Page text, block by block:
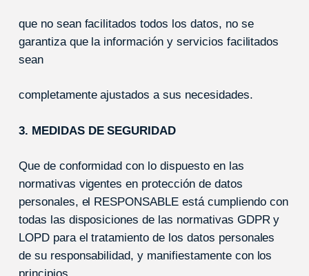
que no sean facilitados todos los datos, no se
garantiza que la información y servicios facilitados
sean
completamente ajustados a sus necesidades.
3. MEDIDAS DE SEGURIDAD
Que de conformidad con lo dispuesto en las
normativas vigentes en protección de datos
personales, el RESPONSABLE está cumpliendo con
todas las disposiciones de las normativas GDPR y
LOPD para el tratamiento de los datos personales
de su responsabilidad, y manifiestamente con los